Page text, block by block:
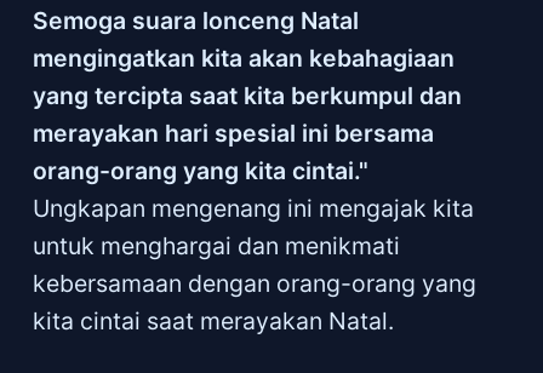
Semoga suara lonceng Natal
mengingatkan kita akan kebahagiaan
yang tercipta saat kita berkumpul dan
merayakan hari spesial ini bersama
orang-orang yang kita cintai."
Ungkapan mengenang ini mengajak kita
untuk menghargai dan menikmati
kebersamaan dengan orang-orang yang
kita cintai saat merayakan Natal.